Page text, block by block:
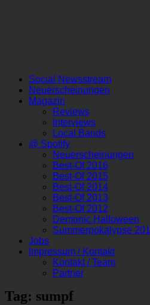
Social Newsstream
Neuerscheinungen
Magazin
Reviews
Interviews
Local Bands
@ Spotify
Neuerscheinungen
Best-Of 2016
Best-Of 2015
Best-Of 2014
Best-Of 2013
Best-Of 2012
Demonic Halloween
Summerpokalypse
Jobs
Impressum / Kontakt
Kontakt / Team
Partner
Tag: sumpf